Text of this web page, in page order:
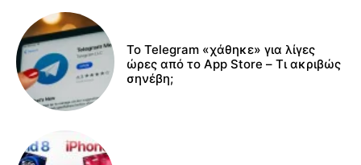
Το Telegram «χάθηκε» για λίγες
ώρες από το App Store – Τι ακριβώς
σηνέβη;